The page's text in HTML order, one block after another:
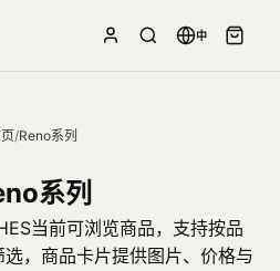
中
/Reno系列
系列
当前可浏览商品，支持按品
，商品卡片提供图片、价格与